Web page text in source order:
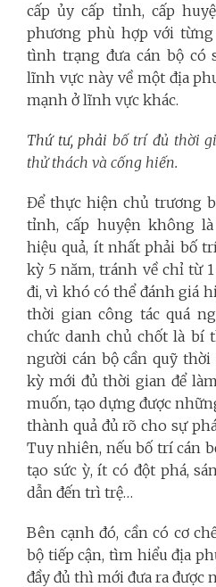
cấp ủy cấp tỉnh, cấp
phương phù hợp với
tình trạng đưa cán bộ có
lĩnh vực này về một địa
mạnh ở lĩnh vực khác.
Thứ tư, phải bố trí đủ thời
thử thách và cống hiến.
Để thực hiện chủ trương
tỉnh, cấp huyện không
hiệu quả, ít nhất phải bố
kỳ 5 năm, tránh về chỉ từ
đi, vì khó có thể đánh giá
thời gian công tác quá
chức danh chủ chốt là bí
người cán bộ cần quỹ
kỳ mới đủ thời gian để
muốn, tạo dựng được
thành quả đủ rõ cho sự
Tuy nhiên, nếu bố trí cán
tạo sức ỳ, ít có đột phá,
dẫn đến trì trệ…
Bên cạnh đó, cần có cơ
bộ tiếp cận, tìm hiểu địa
đầy đủ thì mới đưa ra được